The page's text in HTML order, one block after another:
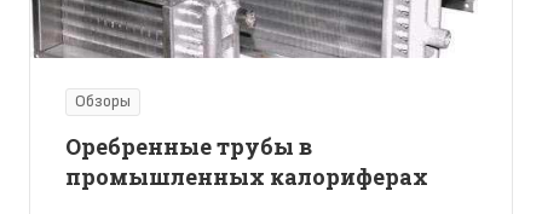
Обзоры
Оребренные трубы в
промышленных калориферах